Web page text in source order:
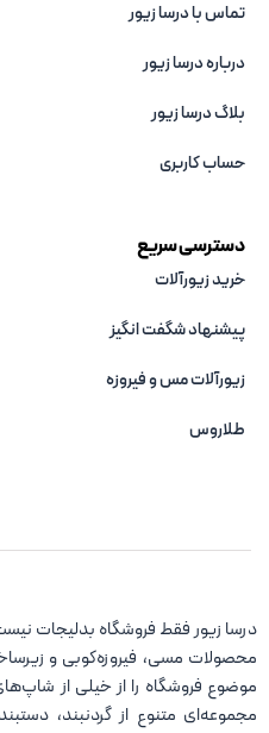
تماس با درسا زیور
درباره درسا زیور
بلاگ درسا زیور
حساب کاربری
دسترسی سریع
خرید زیورآلات
پیشنهاد شگفت انگیز
زیورآلات مس و فیروزه‌
طلاروس
درسا زیور فقط فروشگاه بدلیجات
محصولات مسی، فیروزه‌کوبی و
موضوع فروشگاه را از خیلی از
مجموعه‌ای متنوع از گردنبند،